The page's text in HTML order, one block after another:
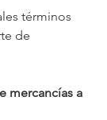
términos
de
mercancías a